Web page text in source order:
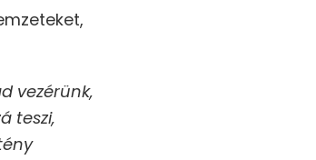
vezérünk,
teszi,